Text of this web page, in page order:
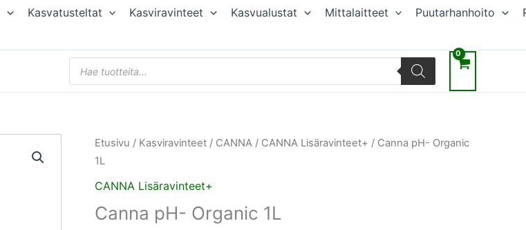
Kasvatusteltat Kasviravinteet Kasvualustat Mittalaitteet Puutarhanhoito
Products
search
Etusivu / Kasviravinteet / CANNA / CANNA Lisäravinteet+ / Canna pH- Organic
1L
CANNA Lisäravinteet+
Canna pH- Organic 1L
Alkuperäinen
oli:
12,50 €.
Nykyinen